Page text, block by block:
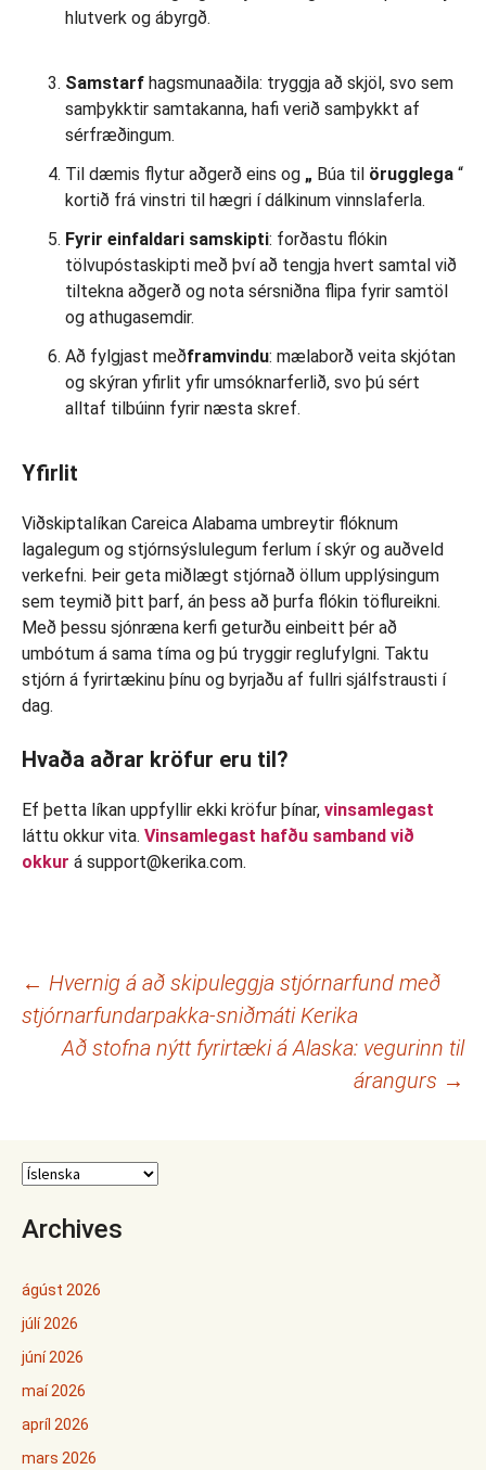
hlutverk og ábyrgð.
Samstarf hagsmunaaðila: tryggja að skjöl, svo sem
samþykktir samtakanna, hafi verið samþykkt af
sérfræðingum.
Til dæmis flytur aðgerð eins og „ Búa til örugglega “
kortið frá vinstri til hægri í dálkinum vinnslaferla.
Fyrir einfaldari samskipti: forðastu flókin
tölvupóstaskipti með því að tengja hvert samtal við
tiltekna aðgerð og nota sérsniðna flipa fyrir samtöl
og athugasemdir.
Að fylgjast meðframvindu: mælaborð veita skjótan
og skýran yfirlit yfir umsóknarferlið, svo þú sért
alltaf tilbúinn fyrir næsta skref.
Yfirlit
Viðskiptalíkan Careica Alabama umbreytir flóknum
lagalegum og stjórnsýslulegum ferlum í skýr og auðveld
verkefni. Þeir geta miðlægt stjórnað öllum upplýsingum
sem teymið þitt þarf, án þess að þurfa flókin töflureikni.
Með þessu sjónræna kerfi geturðu einbeitt þér að
umbótum á sama tíma og þú tryggir reglufylgni. Taktu
stjórn á fyrirtækinu þínu og byrjaðu af fullri sjálfstrausti í
dag.
Hvaða aðrar kröfur eru til?
Ef þetta líkan uppfyllir ekki kröfur þínar, vinsamlegast
láttu okkur vita. Vinsamlegast hafðu samband við
okkur á support@kerika.com.
Leiðarkerfi
færslna
← Hvernig á að skipuleggja stjórnarfund með
stjórnarfundarpakka-sniðmáti Kerika
Að stofna nýtt fyrirtæki á Alaska: vegurinn til
árangurs →
Archives
ágúst 2026
júlí 2026
júní 2026
maí 2026
apríl 2026
mars 2026